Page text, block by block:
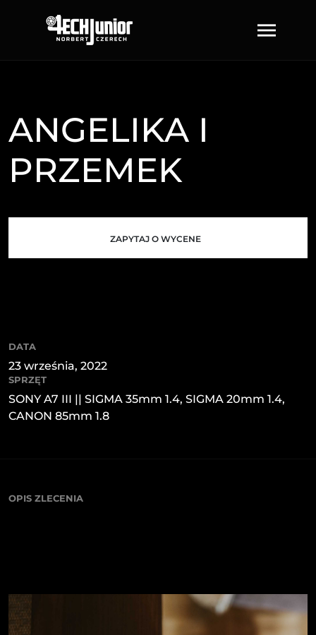
ANGELIKA I
PRZEMEK
ZAPYTAJ O WYCENE
DATA
23 września, 2022
SPRZĘT
SONY A7 III || SIGMA 35mm 1.4, SIGMA 20mm 1.4,
CANON 85mm 1.8
OPIS ZLECENIA